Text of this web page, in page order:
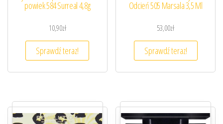
powiek 584 Surreal 4,8g
10,90zł
Sprawdź teraz!
Odcień 505 Marsala 3,5 Ml
53,00zł
Sprawdź teraz!